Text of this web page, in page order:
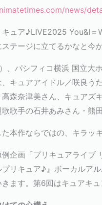
news/
キュア♪LIVE2025 You&I
テージに立てるかなと今
、パシフィコ横浜 国立大
キュアアイドル／咲良う
森奈津美さん、キュアズ
歌手の石井あみさん・熊
本作ならではの、キラッ
企画「プリキュアライブ
リキュア♪』ボーカルア
ます。第6回はキュアキ